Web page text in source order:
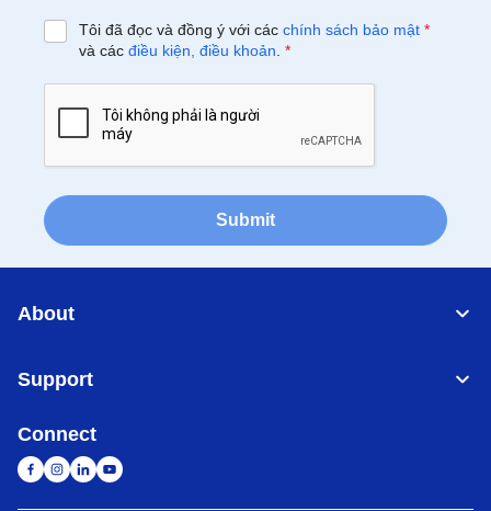
Tôi đã đọc và đồng ý với các chính sách bảo mật *
và các điều kiện, điều khoản *
Submit
About
Support
Connect